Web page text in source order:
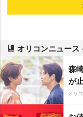
オリコンニュース
森
が
オリ